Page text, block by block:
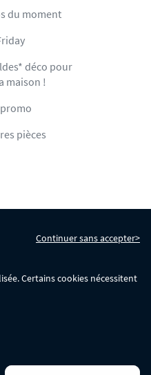
du moment
déco pour
maison !
pièces
Continuer sans accepter>
Certains cookies nécessitent